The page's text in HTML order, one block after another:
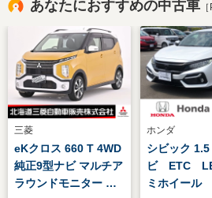
あなたにおすすめの中古車
三菱
eKクロス 660 T 4WD
純正9型ナビ マルチア
ラウンドモニター ド
ホンダ
シビック
ビ ETC
ミホイール